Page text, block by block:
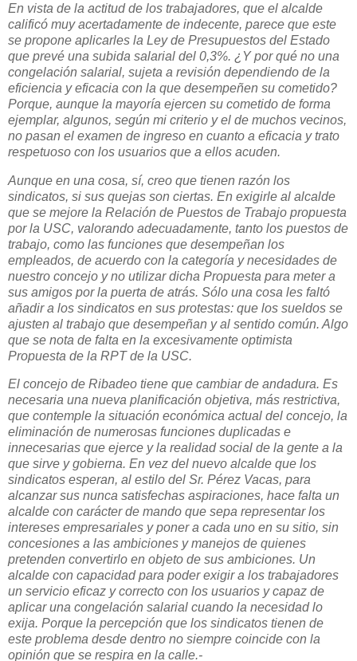
En vista de la actitud de los trabajadores, que el alcalde
calificó muy acertadamente de indecente, parece que este
se propone aplicarles la Ley de Presupuestos del Estado
que prevé una subida salarial del 0,3%. ¿Y por qué no una
congelación salarial, sujeta a revisión dependiendo de la
eficiencia y eficacia con la que desempeñen su cometido?
Porque, aunque la mayoría ejercen su cometido de forma
ejemplar, algunos, según mi criterio y el de muchos vecinos,
no pasan el examen de ingreso en cuanto a eficacia y trato
respetuoso con los usuarios que a ellos acuden.
Aunque en una cosa, sí, creo que tienen razón los
sindicatos, si sus quejas son ciertas. En exigirle al alcalde
que se mejore la Relación de Puestos de Trabajo propuesta
por la USC, valorando adecuadamente, tanto los puestos de
trabajo, como las funciones que desempeñan los
empleados, de acuerdo con la categoría y necesidades de
nuestro concejo y no utilizar dicha Propuesta para meter a
sus amigos por la puerta de atrás. Sólo una cosa les faltó
añadir a los sindicatos en sus protestas: que los sueldos se
ajusten al trabajo que desempeñan y al sentido común. Algo
que se nota de falta en la excesivamente optimista
Propuesta de la RPT de la USC.
El concejo de Ribadeo tiene que cambiar de andadura. Es
necesaria una nueva planificación objetiva, más restrictiva,
que contemple la situación económica actual del concejo, la
eliminación de numerosas funciones duplicadas e
innecesarias que ejerce y la realidad social de la gente a la
que sirve y gobierna. En vez del nuevo alcalde que los
sindicatos esperan, al estilo del Sr. Pérez Vacas, para
alcanzar sus nunca satisfechas aspiraciones, hace falta un
alcalde con carácter de mando que sepa representar los
intereses empresariales y poner a cada uno en su sitio, sin
concesiones a las ambiciones y manejos de quienes
pretenden convertirlo en objeto de sus ambiciones. Un
alcalde con capacidad para poder exigir a los trabajadores
un servicio eficaz y correcto con los usuarios y capaz de
aplicar una congelación salarial cuando la necesidad lo
exija. Porque la percepción que los sindicatos tienen de
este problema desde dentro no siempre coincide con la
opinión que se respira en la calle.-